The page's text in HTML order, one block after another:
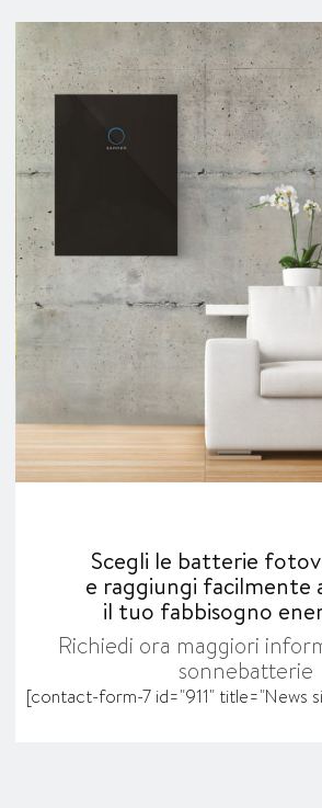
Scegli le batterie
e raggiungi facilmente
il tuo fabbisogno
Richiedi ora maggiori
sonnebatterie
[contact-form-7 id="911" title="News